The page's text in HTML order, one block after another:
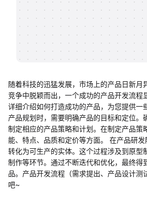
随着科技的迅猛发展，市场上的产品日新月
竞争中脱颖而出，一个成功的产品开发流程
详细介绍如何打造成功的产品，为您提供一
产品规划时，需要明确产品的目标和定位。
制定相应的产品策略和计划。在制定产品策
能、特点、品质和定价等方面。 在产品研
转化为可生产的实体。这个过程涉及到原型
制作等环节。通过不断迭代和优化，最终得
品。产品开发流程（需求提出、产品设计测
吧~